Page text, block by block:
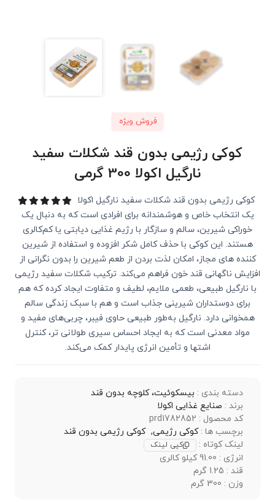
فروش ویژه
کوکی رژیمی بدون قند شکلات سفید
نارگیل اکولا 300 گرمی
کوکی رژیمی بدون قند شکلات سفید نارگیل اکولا
یک انتخاب خاص و هوشمندانه برای افرادی است که به دنبال یک
خوراکی شیرین، سالم و سازگار با رژیم غذایی دیابتی یا کم‌کالری
هستند. این کوکی با حذف کامل شکر افزوده و استفاده از شیرین‌
کننده‌ های مجاز، امکان لذت بردن از طعم شیرین را بدون نگرانی از
افزایش ناگهانی قند خون فراهم می‌کند. ترکیب شکلات سفید رژیمی
با نارگیل طبیعی، طعمی ملایم، لطیف و متفاوت ایجاد کرده که هم
برای دوستداران شیرینی جذاب است و هم با سبک زندگی سالم
همخوانی دارد. نارگیل به‌طور طبیعی حاوی فیبر، چربی‌های مفید و
مواد معدنی است که به ایجاد احساس سیری طولانی ‌تر، کنترل
اشتها و تأمین انرژی پایدار کمک می‌کند.
دسته بندی : بیسکوئیت، کلوچه بدون قند
برند : صنایع غذایی اکولا
کد محصول : prd1782852
برچسب ها :کوکی رژیمی, کوکی رژیمی بدون قند
لینک کوتاه :
کپی لینک
انرژی : 91.00 کیلو کالری
قند : 1.25 گرم
وزن : 300 گرم